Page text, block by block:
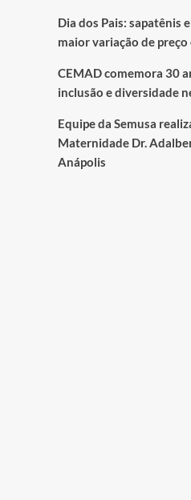
Dia dos Pais: sapatênis
maior variação de
CEMAD comemora 30
inclusão e diversidade
Equipe da Semusa
Maternidade Dr.
Anápolis